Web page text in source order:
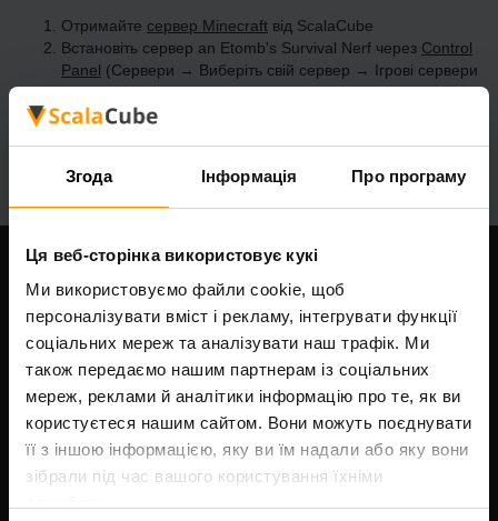
Згода Інформація Про програму
Ця веб-сторінка використовує кукі
Ми використовуємо файли cookie, щоб
персоналізувати вміст і рекламу, інтегрувати функції
соціальних мереж та аналізувати наш трафік. Ми
також передаємо нашим партнерам із соціальних
мереж, реклами й аналітики інформацію про те, як ви
користуєтеся нашим сайтом. Вони можуть поєднувати
її з іншою інформацією, яку ви їм надали або яку вони
зібрали під час вашого користування їхніми
Отримайте сервер Minecraft від ScalaCube
Встановіть сервер an Etomb's Survival Nerf через Control
Panel (Сервери → Виберіть свій сервер → Ігрові сервери
→ Додати ігровий сервер → Etomb's Survival Nerf)
Насолоджуйтесь грою на сервері!
Наша компанія
Scalable Hosting Solutions OÜ
Код реєстрації: 14652605
ІПН: EE102133820
Адреса: Harju maakond, Tallinn, Kesklinna linnaosa,
Vesivärava tn 50-201, 10152